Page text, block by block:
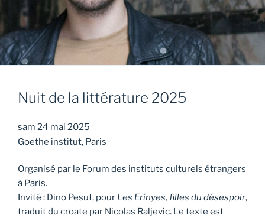
Nuit de la littérature 2025
sam 24 mai 2025
Goethe institut, Paris
Organisé par le Forum des instituts culturels étrangers
à Paris.
Invité : Dino Pesut, pour Les Erinyes, filles du désespoir,
traduit du croate par Nicolas Raljevic. Le texte est